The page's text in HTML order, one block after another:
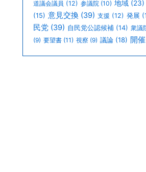
道議会議員 (12) 参議院 (10) 地域 (23)
(15) 意見交換 (39) 支援 (12) 発展
民党 (39) 自民党公認候補 (14) 衆議
(9) 要望書 (11) 視察 (9) 議論 (18) 開催